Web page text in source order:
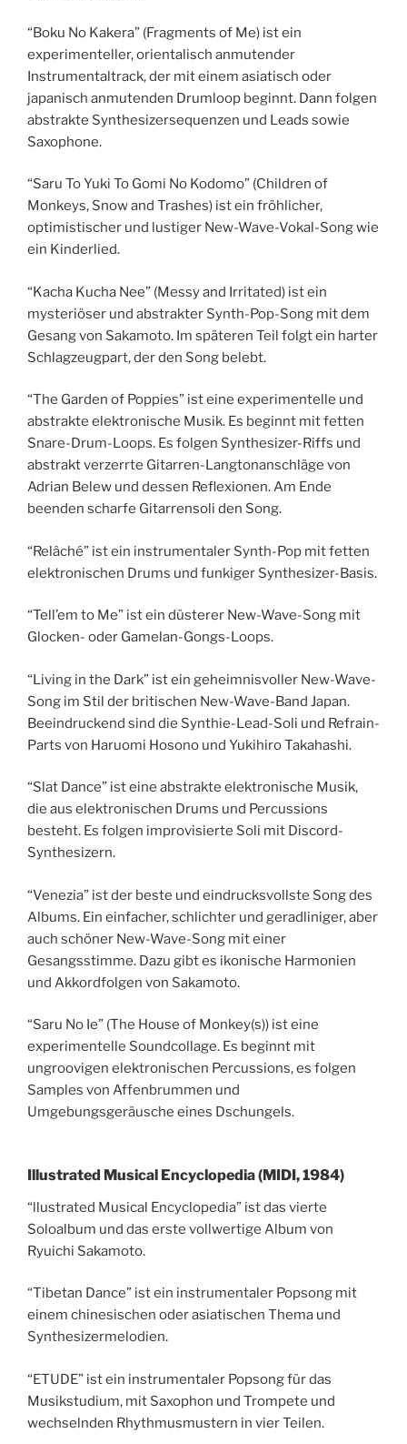
“Boku No Kakera” (Fragments of Me) ist ein
experimenteller, orientalisch anmutender
Instrumentaltrack, der mit einem asiatisch oder
japanisch anmutenden Drumloop beginnt. Dann folgen
abstrakte Synthesizersequenzen und Leads sowie
Saxophone.
“Saru To Yuki To Gomi No Kodomo” (Children of
Monkeys, Snow and Trashes) ist ein fröhlicher,
optimistischer und lustiger New-Wave-Vokal-Song wie
ein Kinderlied.
“Kacha Kucha Nee” (Messy and Irritated) ist ein
mysteriöser und abstrakter Synth-Pop-Song mit dem
Gesang von Sakamoto. Im späteren Teil folgt ein harter
Schlagzeugpart, der den Song belebt.
“The Garden of Poppies” ist eine experimentelle und
abstrakte elektronische Musik. Es beginnt mit fetten
Snare-Drum-Loops. Es folgen Synthesizer-Riffs und
abstrakt verzerrte Gitarren-Langtonanschläge von
Adrian Belew und dessen Reflexionen. Am Ende
beenden scharfe Gitarrensoli den Song.
“Relâché” ist ein instrumentaler Synth-Pop mit fetten
elektronischen Drums und funkiger Synthesizer-Basis.
“Tell’em to Me” ist ein düsterer New-Wave-Song mit
Glocken- oder Gamelan-Gongs-Loops.
“Living in the Dark” ist ein geheimnisvoller New-Wave-
Song im Stil der britischen New-Wave-Band Japan.
Beeindruckend sind die Synthie-Lead-Soli und Refrain-
Parts von Haruomi Hosono und Yukihiro Takahashi.
“Slat Dance” ist eine abstrakte elektronische Musik,
die aus elektronischen Drums und Percussions
besteht. Es folgen improvisierte Soli mit Discord-
Synthesizern.
“Venezia” ist der beste und eindrucksvollste Song des
Albums. Ein einfacher, schlichter und geradliniger, aber
auch schöner New-Wave-Song mit einer
Gesangsstimme. Dazu gibt es ikonische Harmonien
und Akkordfolgen von Sakamoto.
“Saru No Ie” (The House of Monkey(s)) ist eine
experimentelle Soundcollage. Es beginnt mit
ungroovigen elektronischen Percussions, es folgen
Samples von Affenbrummen und
Umgebungsgeräusche eines Dschungels.
Illustrated Musical Encyclopedia (MIDI, 1984)
“llustrated Musical Encyclopedia” ist das vierte
Soloalbum und das erste vollwertige Album von
Ryuichi Sakamoto.
“Tibetan Dance” ist ein instrumentaler Popsong mit
einem chinesischen oder asiatischen Thema und
Synthesizermelodien.
“ETUDE” ist ein instrumentaler Popsong für das
Musikstudium, mit Saxophon und Trompete und
wechselnden Rhythmusmustern in vier Teilen.